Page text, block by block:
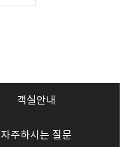
객실안내
자주하시는 질문